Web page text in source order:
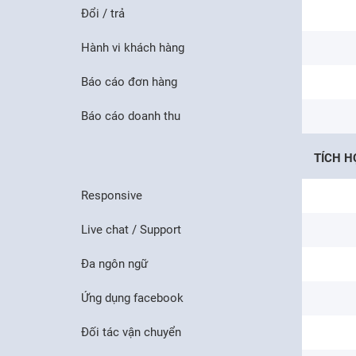
Đổi / trả
Hành vi khách hàng
Báo cáo đơn hàng
Báo cáo doanh thu
TÍCH
Responsive
Live chat / Support
Đa ngôn ngữ
Ứng dụng facebook
Đối tác vận chuyển